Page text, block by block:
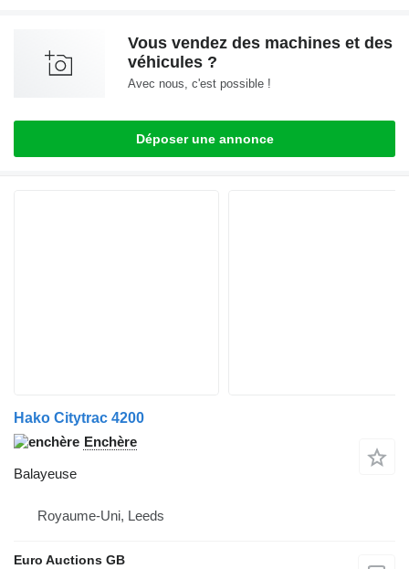
Vous vendez des machines et des
véhicules ?
Avec nous, c'est possible !
Déposer une annonce
Hako Citytrac 4200
Enchère
Balayeuse
Royaume-Uni, Leeds
Euro Auctions GB